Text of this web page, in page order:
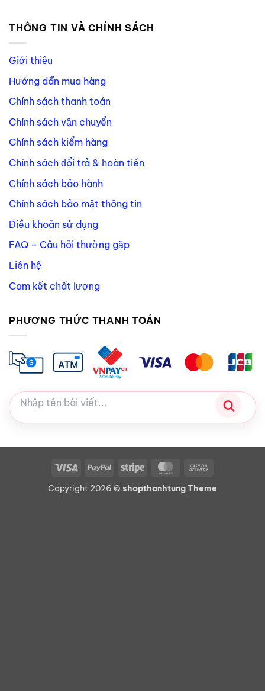
THÔNG TIN VÀ CHÍNH SÁCH
Giới thiệu
Hướng dẫn mua hàng
Chính sách thanh toán
Chính sách vận chuyển
Chính sách kiểm hàng
Chính sách đổi trả & hoàn tiền
Chính sách bảo hành
Chính sách bảo mật thông tin
Điều khoản sử dụng
FAQ – Câu hỏi thường gặp
Liên hệ
Cam kết chất lượng
PHƯƠNG THỨC THANH TOÁN
Visa PayPal Stripe MasterCard
Delivery
Copyright 2026 © shopthanhtung Theme